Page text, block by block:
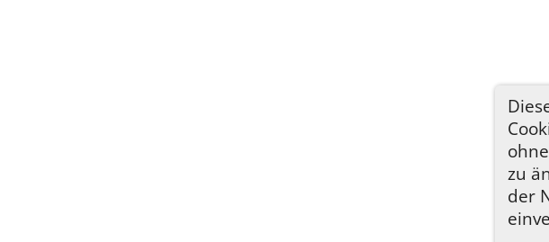
zu
der